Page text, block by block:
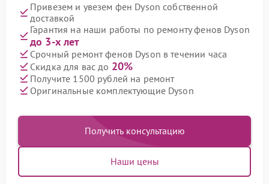
Привезем и увезем фен Dyson собственной
доставкой
Гарантия на наши работы по ремонту фенов Dyson
до 3-х лет
Срочный ремонт фенов Dyson в течении часа
Скидка для вас до 20%
Получите 1500 рублей на ремонт
Оригинальные комплектующие Dyson
Получить консультацию
Наши цены